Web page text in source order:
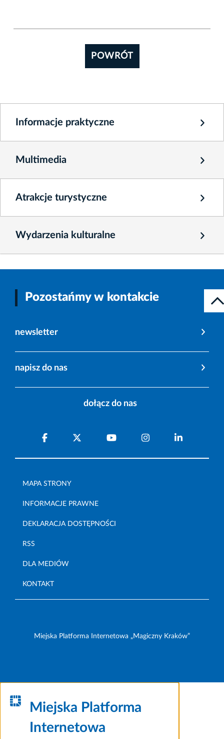
POWRÓT
Informacje praktyczne
Multimedia
Atrakcje turystyczne
Wydarzenia kulturalne
Pozostańmy w kontakcie
newsletter
napisz do nas
dołącz do nas
MAPA STRONY
INFORMACJE PRAWNE
DEKLARACJA DOSTĘPNOŚCI
RSS
DLA MEDIÓW
KONTAKT
Miejska Platforma Internetowa „Magiczny Kraków”
Miejska Platforma
Internetowa